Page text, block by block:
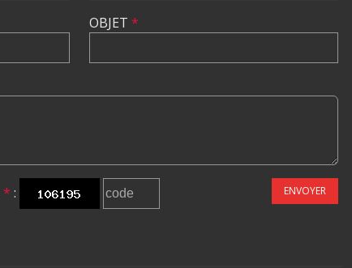
OBJET *
* : ENVOYER